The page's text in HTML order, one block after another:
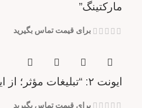
مارکتینگ”
برای قیمت تماس بگیرید
ایونت ۲: “تبلیغات مؤثر؛ از ایده تا اجرا”
برای قیمت تماس بگیرید